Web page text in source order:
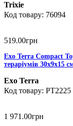
Trixie
76094
519.00грн
Exo Terra Compact
тераріумів 30х9х15
Exo Terra
PT2225
1 971.00грн